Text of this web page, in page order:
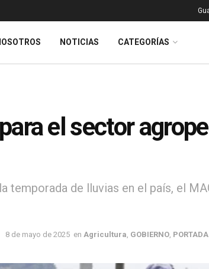
NOTICIAS CATEGORÍAS
el sector
temporada de lluvias en el país, el
8 de mayo de 2025 en Agricultura GOBIERNO PORTADA